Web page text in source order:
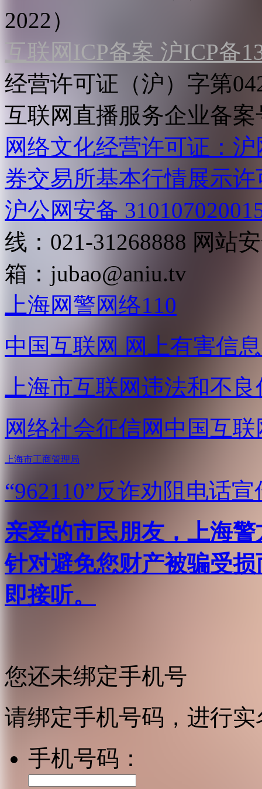
2022）
互联网ICP备案 沪ICP备
经营许可证（沪）字第
互联网直播服务企业备案
网络文化经营许可证：
券交易所基本行情展示许
沪公网安备
线：021-31268888 网站
箱： jubao@aniu.tv
上海网警网络110
中国互联网 网上有害信
上海市互联网违法和不
网络社会征信网 中国互
上海市工商管理局
“962110”反诈劝阻电话宣
亲爱的市民朋友，上海
针对避免您财产被骗受
即接听。
您还未绑定手机号
请绑定手机号码，进行
手机号码：